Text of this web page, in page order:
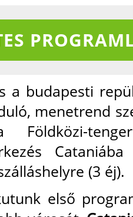
a budapesti
menetrend
Földközi-
(3 éj).
első